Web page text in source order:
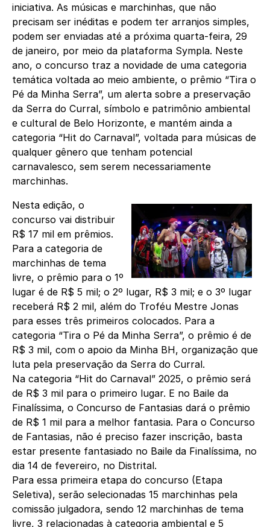
iniciativa. As músicas e marchinhas, que não
precisam ser inéditas e podem ter arranjos simples,
podem ser enviadas até a próxima quarta-feira, 29
de janeiro, por meio da plataforma Sympla. Neste
ano, o concurso traz a novidade de uma categoria
temática voltada ao meio ambiente, o prêmio “Tira o
Pé da Minha Serra”, um alerta sobre a preservação
da Serra do Curral, símbolo e patrimônio ambiental
e cultural de Belo Horizonte, e mantém ainda a
categoria “Hit do Carnaval”, voltada para músicas de
qualquer gênero que tenham potencial
carnavalesco, sem serem necessariamente
marchinhas.
Nesta edição, o
concurso vai distribuir
R$ 17 mil em prêmios.
Para a categoria de
marchinhas de tema
livre, o prêmio para o 1º
lugar é de R$ 5 mil; o 2º lugar, R$ 3 mil; e o 3º lugar
receberá R$ 2 mil, além do Troféu Mestre Jonas
para esses três primeiros colocados. Para a
categoria “Tira o Pé da Minha Serra”, o prêmio é de
R$ 3 mil, com o apoio da Minha BH, organização que
luta pela preservação da Serra do Curral.
Na categoria “Hit do Carnaval” 2025, o prêmio será
de R$ 3 mil para o primeiro lugar. E no Baile da
Finalíssima, o Concurso de Fantasias dará o prêmio
de R$ 1 mil para a melhor fantasia. Para o Concurso
de Fantasias, não é preciso fazer inscrição, basta
estar presente fantasiado no Baile da Finalíssima, no
dia 14 de fevereiro, no Distrital.
Para essa primeira etapa do concurso (Etapa
Seletiva), serão selecionadas 15 marchinhas pela
comissão julgadora, sendo 12 marchinhas de tema
livre, 3 relacionadas à categoria ambiental e 5